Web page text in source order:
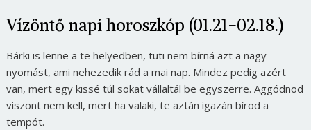
Vízöntő napi horoszkóp (01.21-02.18.)
Bárki is lenne a te helyedben, tuti nem bírná azt a nagy
nyomást, ami nehezedik rád a mai nap. Mindez pedig azért
van, mert egy kissé túl sokat vállaltál be egyszerre. Aggódnod
viszont nem kell, mert ha valaki, te aztán igazán bírod a
tempót.